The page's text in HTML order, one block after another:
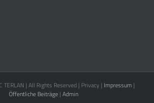
TERLAN | All Rights Reserved | Privacy | Impressum |
Öffentliche Beiträge |Admin